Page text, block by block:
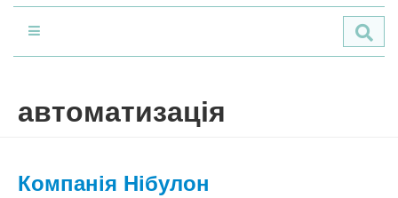
автоматизація
Компанія Нібулон